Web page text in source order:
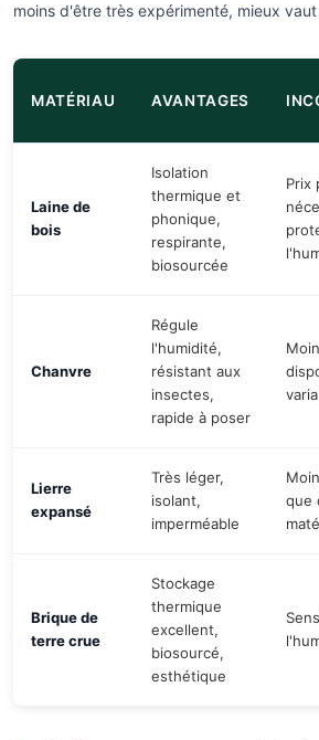
moins d'être très expérimenté, mieux
MATÉRIAU AVANTAGES
Laine de
bois
Isolation
thermique et
phonique,
respirante,
biosourcée
Prix
Chanvre
Régule
l'humidité,
résistant aux
insectes,
rapide à poser
Lierre
expansé
Très léger,
isolant,
imperméable
que
Brique de
terre crue
Stockage
thermique
excellent,
biosourcé,
esthétique